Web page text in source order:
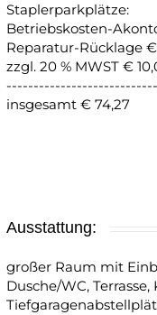
Staplerparkplätze:
Betriebskosten-
Reparatur-Rücklage €
zzgl. 20 % MWST €
insgesamt € 74,27
Ausstattung:
großer Raum mit
Dusche/WC,